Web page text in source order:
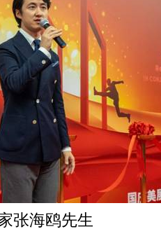
张海鸥先生